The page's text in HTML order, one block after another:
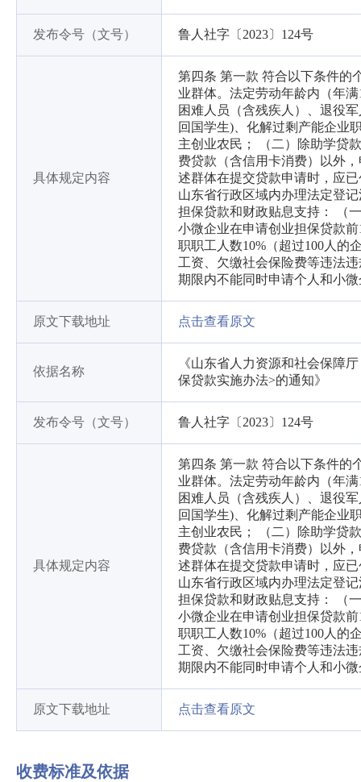
发布令号（文号） 鲁人社字〔2023〕124号
具体规定内容
第四条 第一款 符合以下条件的
业群体。法定劳动年龄内（年
困难人员（含残疾人）、退役
回国学生)、化解过剩产能企业
主创业农民； （二）除助学贷
费贷款（含信用卡消费）以外
述群体在提交贷款申请时，应
山东省行政区域内办理法定登
担保贷款和财政贴息支持： （
小微企业在申请创业担保贷款
职职工人数10%（超过100人的
工资、欠缴社会保险费等违法
期限内不能同时申请个人和小
原文下载地址 点击查看原文
依据名称
《山东省人力资源和社会保障
保贷款实施办法>的通知》
发布令号（文号） 鲁人社字〔2023〕124号
具体规定内容
第四条 第一款 符合以下条件的
业群体。法定劳动年龄内（年
困难人员（含残疾人）、退役
回国学生)、化解过剩产能企业
主创业农民； （二）除助学贷
费贷款（含信用卡消费）以外
述群体在提交贷款申请时，应
山东省行政区域内办理法定登
担保贷款和财政贴息支持： （
小微企业在申请创业担保贷款
职职工人数10%（超过100人的
工资、欠缴社会保险费等违法
期限内不能同时申请个人和小
原文下载地址 点击查看原文
收费标准及依据